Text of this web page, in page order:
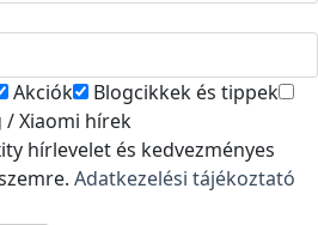
Akciók
Blogcikkek és tippek
/ Xiaomi hírek
hírlevelet és kedvezményes
Adatkezelési tájékoztató